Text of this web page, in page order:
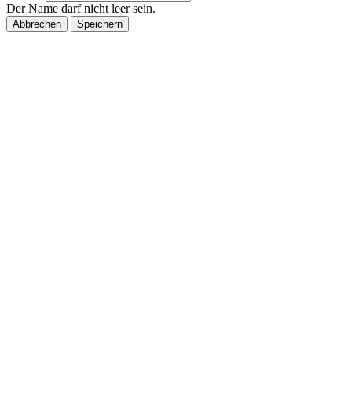
Der Name darf nicht leer sein.
Abbrechen Speichern